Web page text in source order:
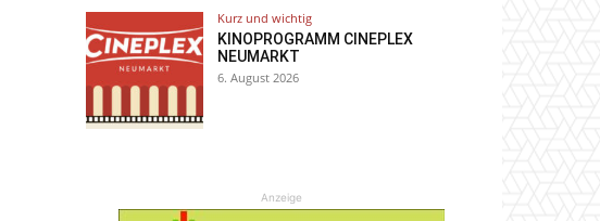
Kurz und wichtig
KINOPROGRAMM CINEPLEX
NEUMARKT
6. August 2026
Anzeige